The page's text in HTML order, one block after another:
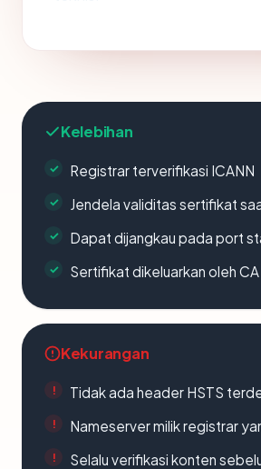
Kelebihan
Registrar terverifikasi ICANN
Jendela validitas sertifikat
Dapat dijangkau pada port
Sertifikat dikeluarkan oleh
Kekurangan
Tidak ada header HSTS
Nameserver milik registrar
Selalu verifikasi konten